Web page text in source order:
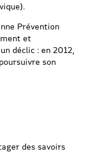
Prévention
et
déclic : en 2012,
son
des savoirs